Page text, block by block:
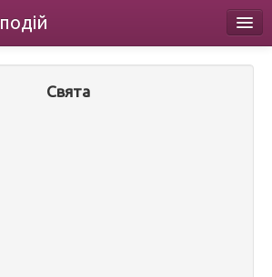
подій
Свята